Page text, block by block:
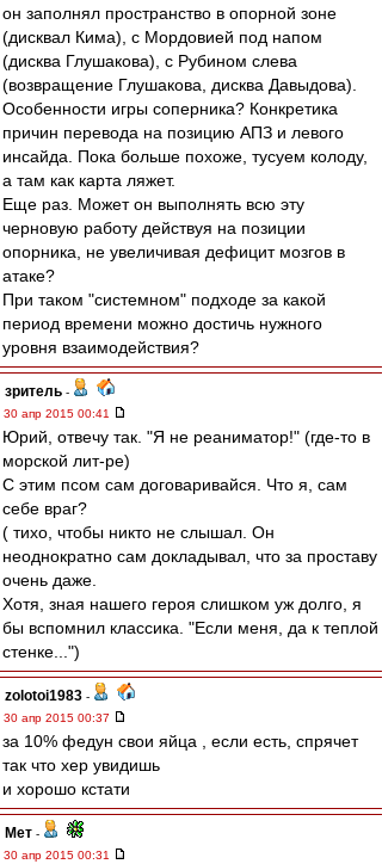
он заполнял пространство в опорной зоне
(дисквал Кима), с Мордовией под напом
(дисква Глушакова), с Рубином слева
(возвращение Глушакова, дисква Давыдова).
Особенности игры соперника? Конкретика
причин перевода на позицию АПЗ и левого
инсайда. Пока больше похоже, тусуем колоду,
а там как карта ляжет.
Еще раз. Может он выполнять всю эту
черновую работу действуя на позиции
опорника, не увеличивая дефицит мозгов в
атаке?
При таком "системном" подходе за какой
период времени можно достичь нужного
уровня взаимодействия?
зpитель -
30 апр 2015 00:41
Юрий, отвечу так. "Я не реаниматор!" (где-то в
морской лит-ре)
С этим псом сам договаривайся. Что я, сам
себе враг?
( тихо, чтобы никто не слышал. Он
неоднократно сам докладывал, что за проставу
очень даже.
Хотя, зная нашего героя слишком уж долго, я
бы вспомнил классика. "Если меня, да к теплой
стенке...")
zolotoi1983 -
30 апр 2015 00:37
за 10% федун свои яйца , если есть, спрячет
так что хер увидишь
и хорошо кстати
Мет -
30 апр 2015 00:31